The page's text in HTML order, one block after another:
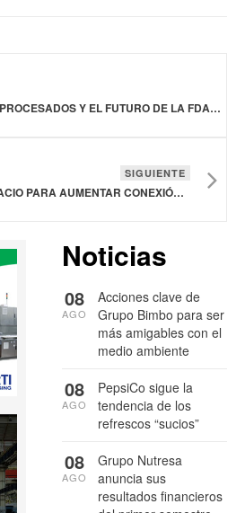
ALIMENTOS ULTRAPROCESADOS ​​Y EL FUTURO DE LA FDA ENTRE CONFERENCIAS MAGISTRALES Y SESIONES DESTACADAS EN IFT FIRST
SIGUIENTE
MINERVA FOODS VE ESPACIO PARA AUMENTAR CONEXIÓN CON ORIENTE MEDIO
Noticias
Acciones clave de
Grupo Bimbo para ser
más amigables con el
medio ambiente
08
AGO
PepsiCo sigue la
tendencia de los
refrescos “sucios”
08
AGO
Grupo Nutresa
anuncia sus
resultados financieros
08
AGO